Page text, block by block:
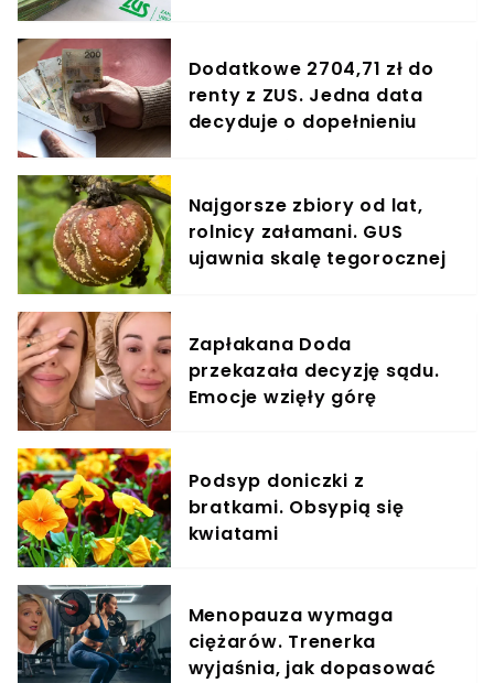
Dodatkowe 2704,71 zł do
renty z ZUS. Jedna data
decyduje o dopełnieniu
Najgorsze zbiory od lat,
rolnicy załamani. GUS
ujawnia skalę tegorocznej
Zapłakana Doda
przekazała decyzję sądu.
Emocje wzięły górę
Podsyp doniczki z
bratkami. Obsypią się
kwiatami
Menopauza wymaga
ciężarów. Trenerka
wyjaśnia, jak dopasować